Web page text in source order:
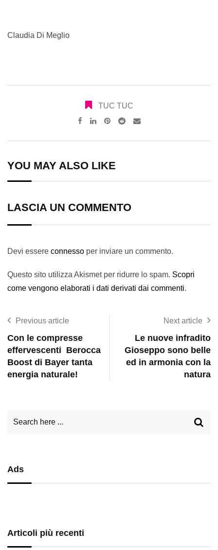
Claudia Di Meglio
TUC TUC
Pinterest
RedditShare
YOU MAY ALSO LIKE
LASCIA UN COMMENTO
Devi essere connesso per inviare un commento.
Questo sito utilizza Akismet per ridurre lo spam. Scopri
come vengono elaborati i dati derivati dai commenti.
Previous article
Con le compresse
effervescenti Berocca
Boost di Bayer tanta
energia naturale!
Next article
Le nuove infradito
Gioseppo sono belle
ed in armonia con la
natura
Ads
Articoli più recenti